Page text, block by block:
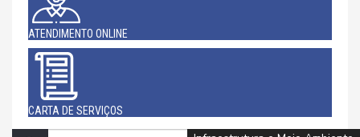
ATENDIMENTO ONLINE
CARTA DE SERVIÇOS